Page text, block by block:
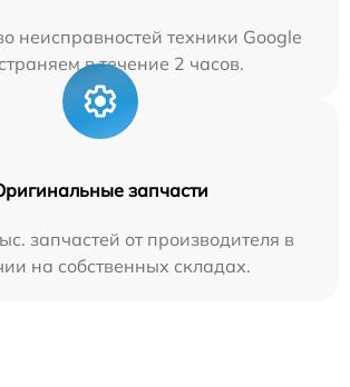
неисправностей техники Google
в течение 2 часов.
запчасти
запчастей от производителя в
на собственных складах.